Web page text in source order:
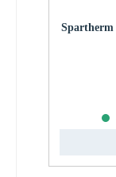
Spartherm